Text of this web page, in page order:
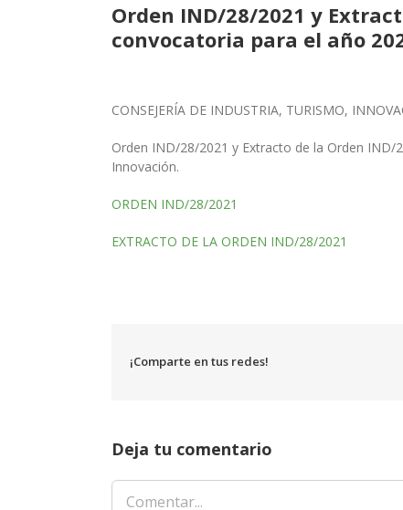
Orden IND/28/2021 y
convocatoria para el año
CONSEJERÍA DE INDUSTRIA, TURISMO,
Orden IND/28/2021 y Extracto de la Orden
Innovación.
ORDEN IND/28/2021
EXTRACTO DE LA ORDEN IND/28/2021
¡Comparte en tus redes!
Deja tu comentario
Comentar